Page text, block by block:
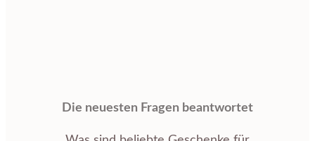
Die neuesten Fragen beantwortet